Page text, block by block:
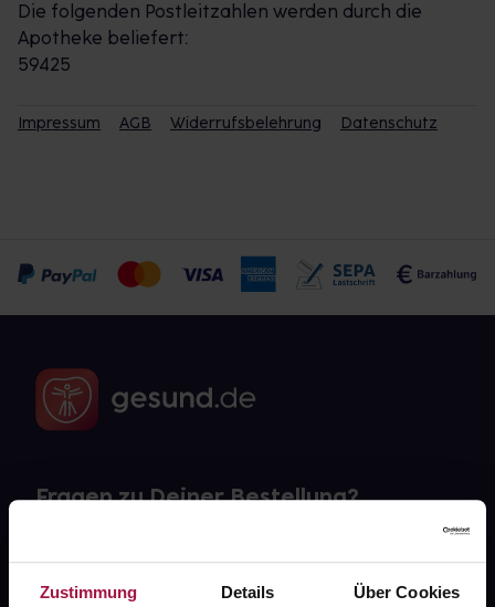
Zustimmung Details Über Cookies
Die folgenden Postleitzahlen werden durch die
Apotheke beliefert:
59425
Impressum AGB Widerrufsbelehrung Datenschutz
Fragen zu Deiner Bestellung?
Kontakt